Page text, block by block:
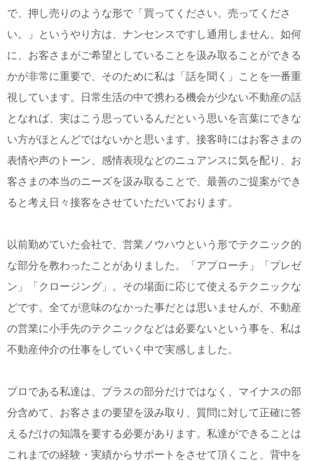
で、押し売りのような形で「買ってください。売ってくださ
い。」というやり方は、ナンセンスですし通用しません。如何
に、お客さまがご希望としていることを汲み取ることができる
かが非常に重要で、そのために私は「話を聞く」ことを一番重
視しています。日常生活の中で携わる機会が少ない不動産の話
となれば、実はこう思っているんだという思いを言葉にできな
い方がほとんどではないかと思います。接客時にはお客さまの
表情や声のトーン、感情表現などのニュアンスに気を配り、お
客さまの本当のニーズを汲み取ることで、最善のご提案ができ
ると考え日々接客をさせていただいております。
以前勤めていた会社で、営業ノウハウという形でテクニック的
な部分を教わったことがありました。「アプローチ」「プレゼ
ン」「クロージング」。その場面に応じて使えるテクニックな
どです。全てが意味のなかった事だとは思いませんが、不動産
の営業に小手先のテクニックなどは必要ないという事を、私は
不動産仲介の仕事をしていく中で実感しました。
プロである私達は、プラスの部分だけではなく、マイナスの部
分含めて、お客さまの要望を汲み取り、質問に対して正確に答
えるだけの知識を要する必要があります。私達ができることは
これまでの経験・実績からサポートをさせて頂くこと、背中を